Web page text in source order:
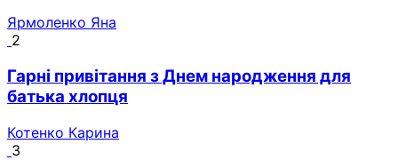
Ярмоленко Яна
2
Гарні привітання з Днем народження для
батька хлопця
Котенко Карина
3